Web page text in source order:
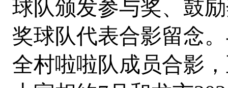
球队颁发参与奖、鼓
奖球队代表合影留念
全村啦啦队成员合影